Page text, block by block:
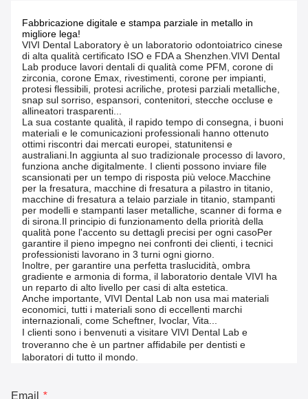
Fabbricazione digitale e stampa parziale in metallo in
migliore lega!
VIVI Dental Laboratory è un laboratorio odontoiatrico cinese
di alta qualità certificato ISO e FDA a Shenzhen.VIVI Dental
Lab produce lavori dentali di qualità come PFM, corone di
zirconia, corone Emax, rivestimenti, corone per impianti,
protesi flessibili, protesi acriliche, protesi parziali metalliche,
snap sul sorriso, espansori, contenitori, stecche occluse e
allineatori trasparenti...
La sua costante qualità, il rapido tempo di consegna, i buoni
materiali e le comunicazioni professionali hanno ottenuto
ottimi riscontri dai mercati europei, statunitensi e
australiani.In aggiunta al suo tradizionale processo di lavoro,
funziona anche digitalmente. I clienti possono inviare file
scansionati per un tempo di risposta più veloce.Macchine
per la fresatura, macchine di fresatura a pilastro in titanio,
macchine di fresatura a telaio parziale in titanio, stampanti
per modelli e stampanti laser metalliche, scanner di forma e
di sirona.Il principio di funzionamento della priorità della
qualità pone l'accento su dettagli precisi per ogni casoPer
garantire il pieno impegno nei confronti dei clienti, i tecnici
professionisti lavorano in 3 turni ogni giorno.
Inoltre, per garantire una perfetta traslucidità, ombra
gradiente e armonia di forma, il laboratorio dentale VIVI ha
un reparto di alto livello per casi di alta estetica.
Anche importante, VIVI Dental Lab non usa mai materiali
economici, tutti i materiali sono di eccellenti marchi
internazionali, come Scheftner, Ivoclar, Vita...
I clienti sono i benvenuti a visitare VIVI Dental Lab e
troveranno che è un partner affidabile per dentisti e
laboratori di tutto il mondo.
Email *